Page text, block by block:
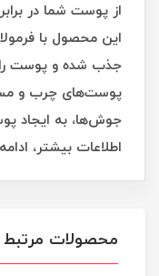
از پوست شما در
این محصول با
جذب شده و پوست را
پوست‌های چرب و
جوش‌ها، به ایجاد
اطلاعات بیشتر،
محصولات مرتبط